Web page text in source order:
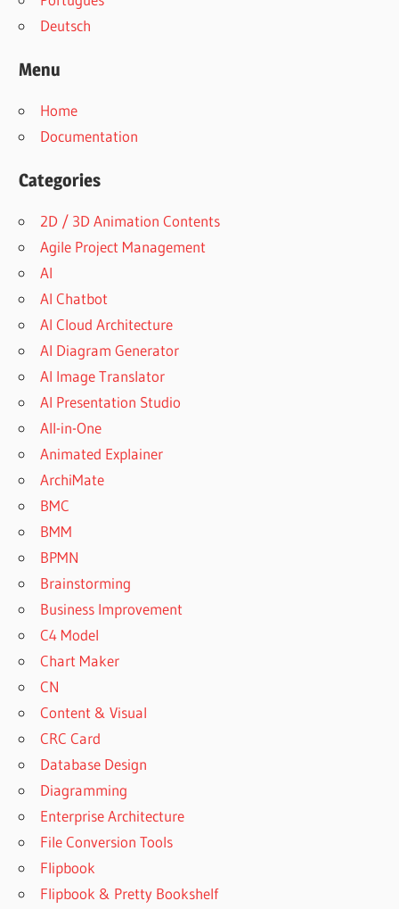
Deutsch
Menu
Home
Documentation
Categories
2D / 3D Animation Contents
Agile Project Management
AI
AI Chatbot
AI Cloud Architecture
AI Diagram Generator
AI Image Translator
AI Presentation Studio
All-in-One
Animated Explainer
ArchiMate
BMC
BMM
BPMN
Brainstorming
Business Improvement
C4 Model
Chart Maker
CN
Content & Visual
CRC Card
Database Design
Diagramming
Enterprise Architecture
File Conversion Tools
Flipbook
Flipbook & Pretty Bookshelf